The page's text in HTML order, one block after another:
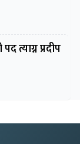
त्याग्न प्रदीप